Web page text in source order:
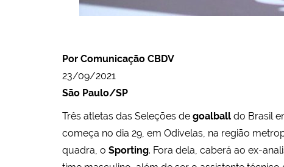
Por Comunicação CBDV
23/09/2021
São Paulo/SP
Três atletas das Seleções de goalball do Brasil
começa no dia 29, em Odivelas, na região
quadra, o Sporting. Fora dela, caberá ao ex-